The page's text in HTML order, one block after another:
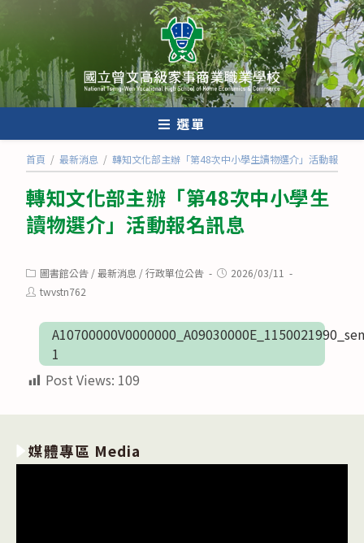
轉
至
主
要
內
選單
首頁 / 最新消息 / 轉知文化部主辦「第48次中小學生讀物選介」活動報名訊
轉知文化部主辦「第48次中小學生
讀物選介」活動報名訊息
Post
category:
圖書館公告 /最新消息 /行政單位公告
Post2026/03/11
Posttwvstn762
1
Post Views: 109
媒體專區 Media